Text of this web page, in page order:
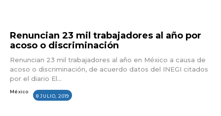
Renuncian 23 mil trabajadores al año por
acoso o discriminación
Renuncian 23 mil trabajadores al año en México a causa de
acoso o discriminación, de acuerdo datos del INEGI citados
por el diario El...
México
8 JULIO, 2019